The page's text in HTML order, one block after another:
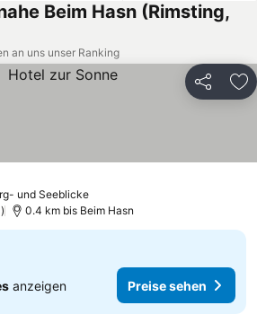
Beim Hasn (Rimsting,
an uns unser Ranking
Teilen
und Seeblicke
0.4 km bis Beim Hasn
anzeigen Preise sehen